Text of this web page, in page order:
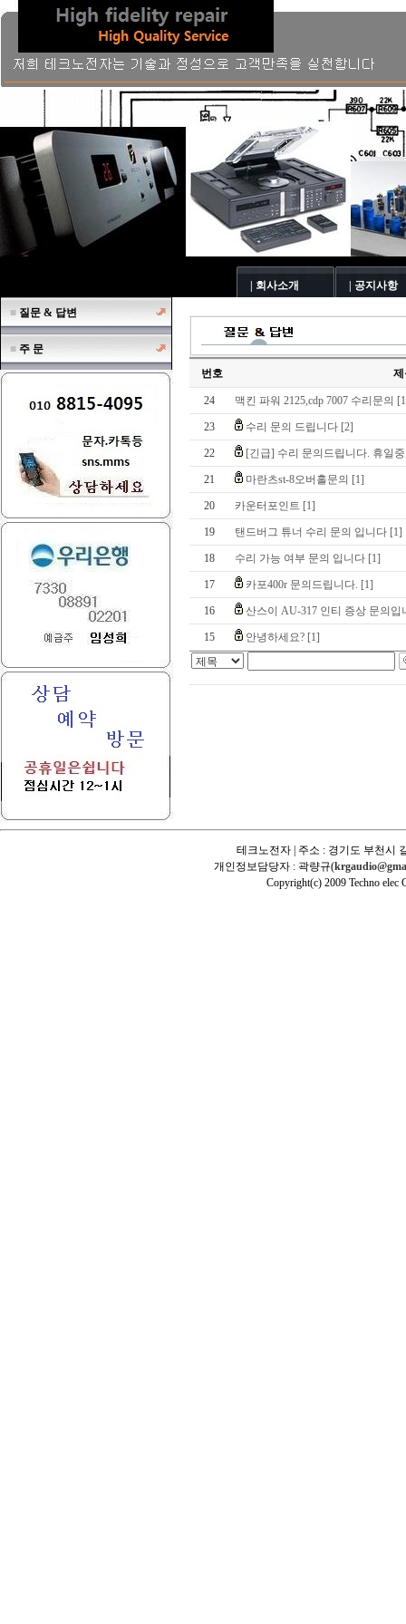
| 공지사항
| 회사소개
■ 질문 & 답변
■ 주 문
번호
제
24 맥킨 파워 2125,cdp 7007 수리문의
23 수리 문의 드립니다 [2]
22 [긴급] 수리 문의드립니다. 휴일
21 마란츠st-8오버홀문의 [1]
20 카운터포인트 [1]
19 탠드버그 튜너 수리 문의 입니다 [1]
18 수리 가능 여부 문의 입니다 [1]
17 카포400r 문의드립니다. [1]
16 산스이 AU-317 인티 증상 문의입
15 안녕하세요? [1]
테크노전자 | 주소 : 경기도 부천시
개인정보담당자 : 곽량규(
Copyright(c) 2009 Techno elec